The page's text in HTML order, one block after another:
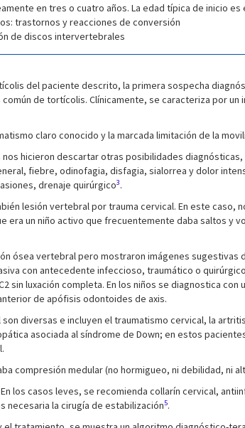
en tres o cuatro años. La edad típica de inicio es
trastornos y reacciones de conversión
de discos intervertebrales
del paciente descrito, la primera sospecha
de tortícolis. Clínicamente, se caracteriza por
claro conocido y la marcada limitación de la
hicieron descartar otras posibilidades
fiebre, odinofagia, disfagia, sialorrea y dolor
drenaje quirúrgico3.
lesión vertebral por trauma cervical. En este
era un niño activo que frecuentemente daba saltos
ósea vertebral pero mostraron imágenes
con antecedente infeccioso, traumático o
sin luxación completa. En los niños se diagnostica
de apófisis odontoides de axis.
son diversas e incluyen el traumatismo cervical, la
asociada al síndrome de Down; en estos
compresión medular (no hormigueo, ni debilidad, ni
los casos leves, se recomienda collarín cervical,
necesaria la cirugía de estabilización5.